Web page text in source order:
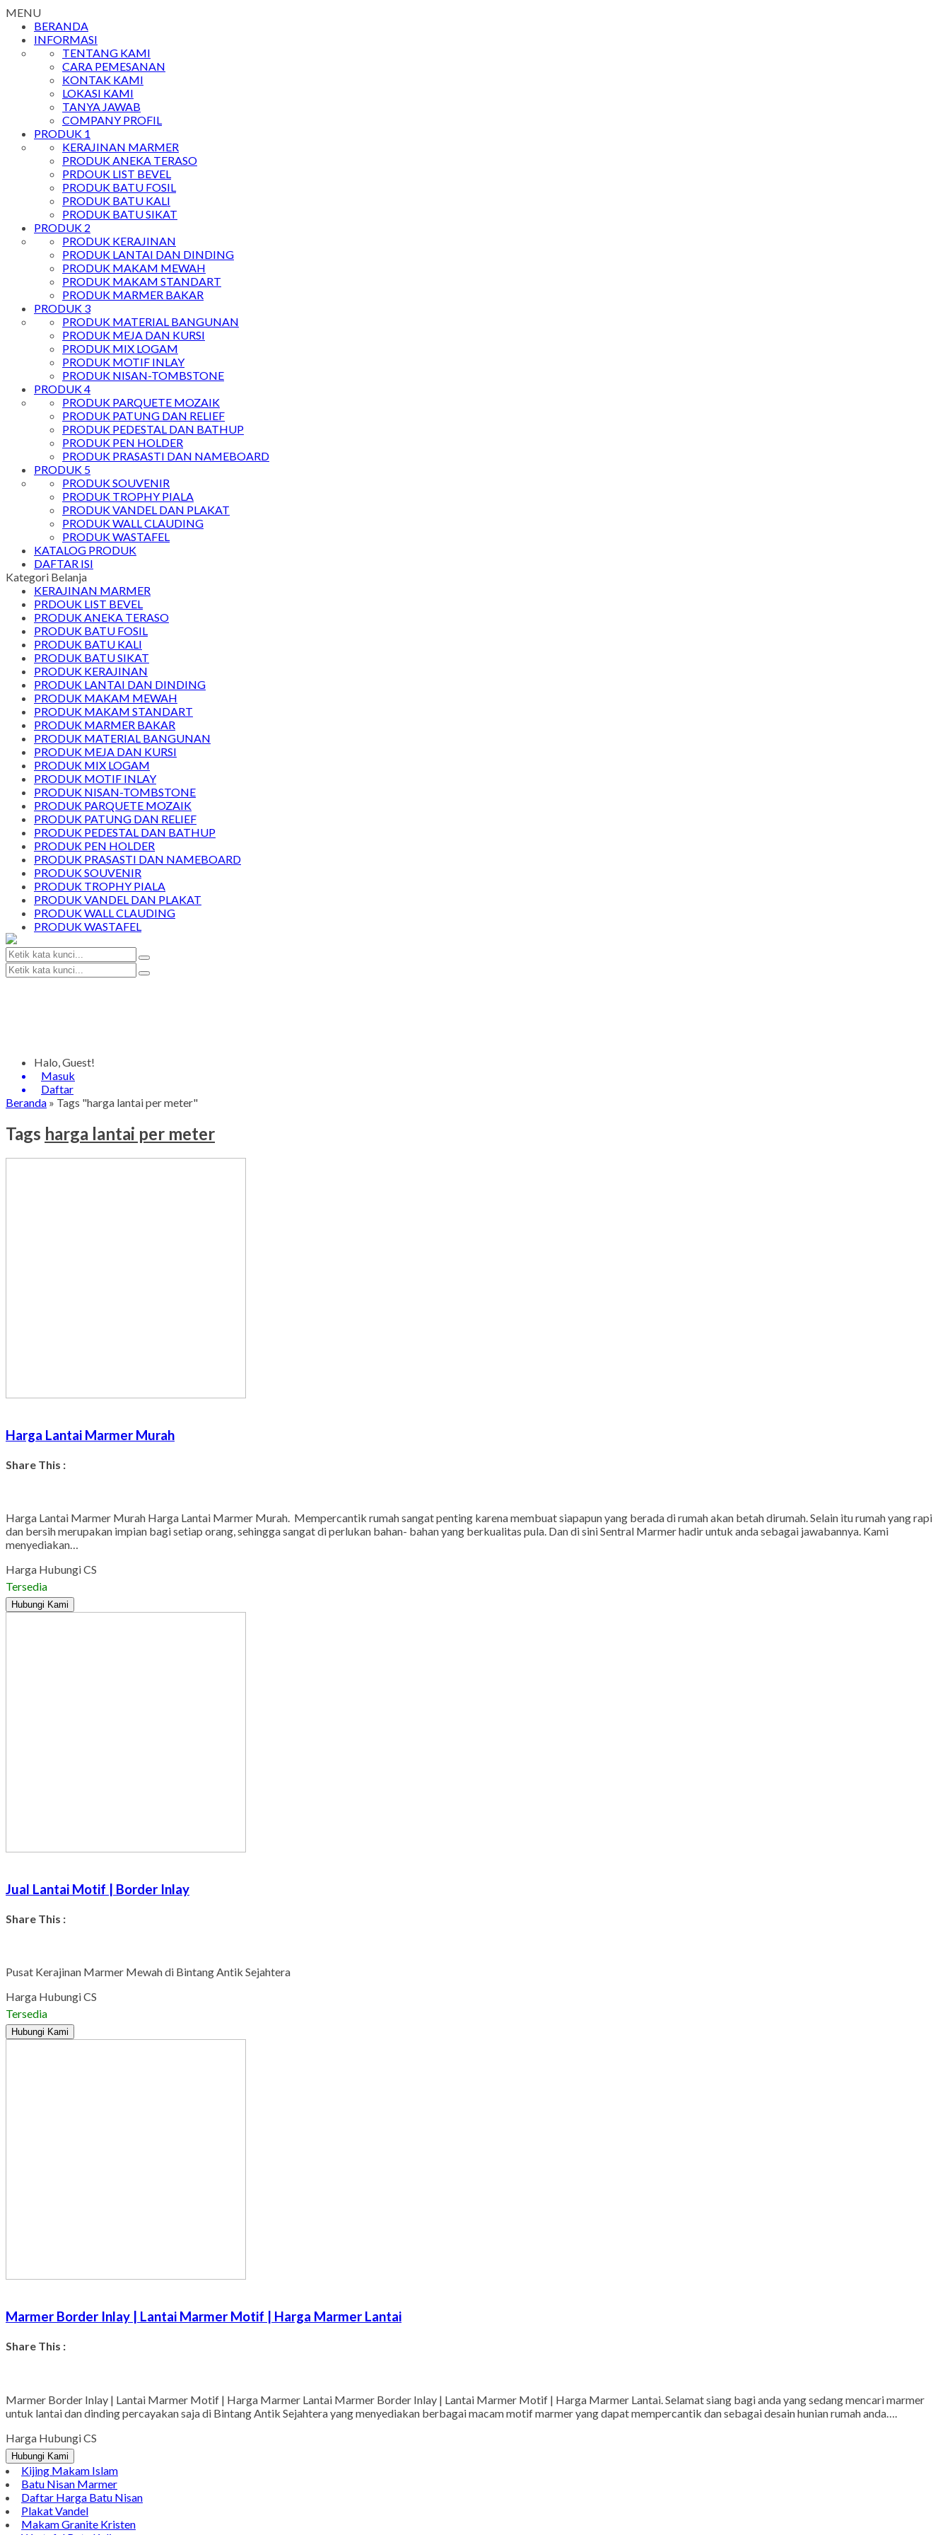
MENU
BERANDA
INFORMASI
TENTANG KAMI
CARA PEMESANAN
KONTAK KAMI
LOKASI KAMI
TANYA JAWAB
COMPANY PROFIL
PRODUK 1
KERAJINAN MARMER
PRODUK ANEKA TERASO
PRDOUK LIST BEVEL
PRODUK BATU FOSIL
PRODUK BATU KALI
PRODUK BATU SIKAT
PRODUK 2
PRODUK KERAJINAN
PRODUK LANTAI DAN DINDING
PRODUK MAKAM MEWAH
PRODUK MAKAM STANDART
PRODUK MARMER BAKAR
PRODUK 3
PRODUK MATERIAL BANGUNAN
PRODUK MEJA DAN KURSI
PRODUK MIX LOGAM
PRODUK MOTIF INLAY
PRODUK NISAN-TOMBSTONE
PRODUK 4
PRODUK PARQUETE MOZAIK
PRODUK PATUNG DAN RELIEF
PRODUK PEDESTAL DAN BATHUP
PRODUK PEN HOLDER
PRODUK PRASASTI DAN NAMEBOARD
PRODUK 5
PRODUK SOUVENIR
PRODUK TROPHY PIALA
PRODUK VANDEL DAN PLAKAT
PRODUK WALL CLAUDING
PRODUK WASTAFEL
KATALOG PRODUK
DAFTAR ISI
Kategori Belanja
KERAJINAN MARMER
PRDOUK LIST BEVEL
PRODUK ANEKA TERASO
PRODUK BATU FOSIL
PRODUK BATU KALI
PRODUK BATU SIKAT
PRODUK KERAJINAN
PRODUK LANTAI DAN DINDING
PRODUK MAKAM MEWAH
PRODUK MAKAM STANDART
PRODUK MARMER BAKAR
PRODUK MATERIAL BANGUNAN
PRODUK MEJA DAN KURSI
PRODUK MIX LOGAM
PRODUK MOTIF INLAY
PRODUK NISAN-TOMBSTONE
PRODUK PARQUETE MOZAIK
PRODUK PATUNG DAN RELIEF
PRODUK PEDESTAL DAN BATHUP
PRODUK PEN HOLDER
PRODUK PRASASTI DAN NAMEBOARD
PRODUK SOUVENIR
PRODUK TROPHY PIALA
PRODUK VANDEL DAN PLAKAT
PRODUK WALL CLAUDING
PRODUK WASTAFEL
Halo, Guest!
Masuk
Daftar
Beranda » Tags "harga lantai per meter"
Tags harga lantai per meter
Harga Lantai Marmer Murah
Share This :
Harga Lantai Marmer Murah Harga Lantai Marmer Murah. Mempercantik rumah sangat penting karena membuat siapapun yang berada di rumah akan betah dirumah. Selain itu rumah yang rapi
dan bersih merupakan impian bagi setiap orang, sehingga sangat di perlukan bahan- bahan yang berkualitas pula. Dan di sini Sentral Marmer hadir untuk anda sebagai jawabannya. Kami
menyediakan…
Harga Hubungi CS
Tersedia
Hubungi Kami
Jual Lantai Motif | Border Inlay
Share This :
Pusat Kerajinan Marmer Mewah di Bintang Antik Sejahtera
Harga Hubungi CS
Tersedia
Hubungi Kami
Marmer Border Inlay | Lantai Marmer Motif | Harga Marmer Lantai
Share This :
Marmer Border Inlay | Lantai Marmer Motif | Harga Marmer Lantai Marmer Border Inlay | Lantai Marmer Motif | Harga Marmer Lantai. Selamat siang bagi anda yang sedang mencari marmer
untuk lantai dan dinding percayakan saja di Bintang Antik Sejahtera yang menyediakan berbagai macam motif marmer yang dapat mempercantik dan sebagai desain hunian rumah anda….
Harga Hubungi CS
Hubungi Kami
Kijing Makam Islam
Batu Nisan Marmer
Daftar Harga Batu Nisan
Plakat Vandel
Makam Granite Kristen